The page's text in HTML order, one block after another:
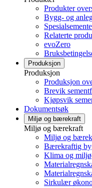
Produkter
Bygg- og
Relaterte
evoZero
Produksjon
Produksjon
Produksjon
Brevik
Kjøpsvik
Dokumentsøk
Miljø og bærekraft
Miljø og bærekraft
Miljø og
Bærekraftig
Klima og miljø
Sirkulær